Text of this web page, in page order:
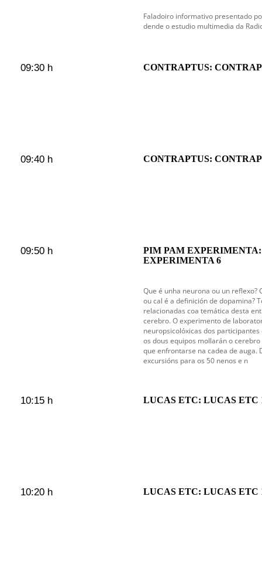
Faladoiro informativo presentado
dende o estudio multimedia da
09:30 h CONTRAPTUS:
09:40 h CONTRAPTUS:
09:50 h
PIM PAM
EXPERIMENTA 6
Que é unha neurona ou un
ou cal é a definición de dopamina?
relacionadas coa temática desta
cerebro. O experimento de
neuropsicolóxicas dos
os dous equipos mollarán o
que enfrontarse na cadea de auga.
excursións para os 50 nenos e n
10:15 h LUCAS ETC: LUCAS ETC
10:20 h LUCAS ETC: LUCAS ETC